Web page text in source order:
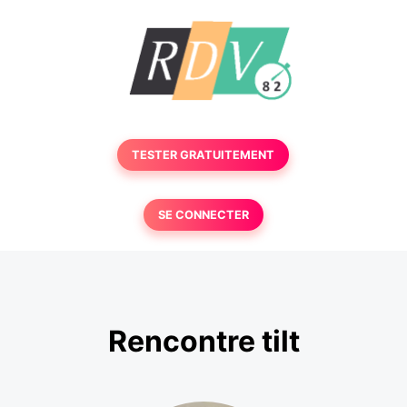
TESTER GRATUITEMENT
SE CONNECTER
Rencontre tilt